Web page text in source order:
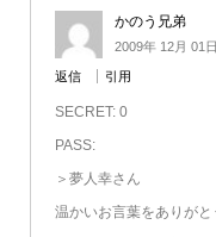
かのう兄弟
2009年 12月 01日
返信 引用
SECRET: 0
PASS:
＞夢人幸さん
温かいお言葉をありがと